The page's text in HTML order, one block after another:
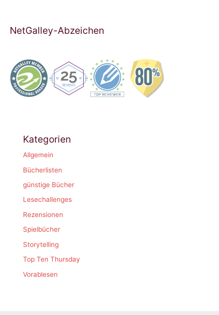
NetGalley-Abzeichen
Kategorien
Allgemein
Bücherlisten
günstige Bücher
Lesechallenges
Rezensionen
Spielbücher
Storytelling
Top Ten Thursday
Vorablesen